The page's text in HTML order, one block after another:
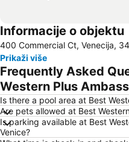
Informacije o objektu
400 Commercial Ct, Venecija,
Prikaži više
Frequently Asked
Western Plus
Is there a pool area at Best
Are pets allowed at Best
Is parking available at Best
Venice?